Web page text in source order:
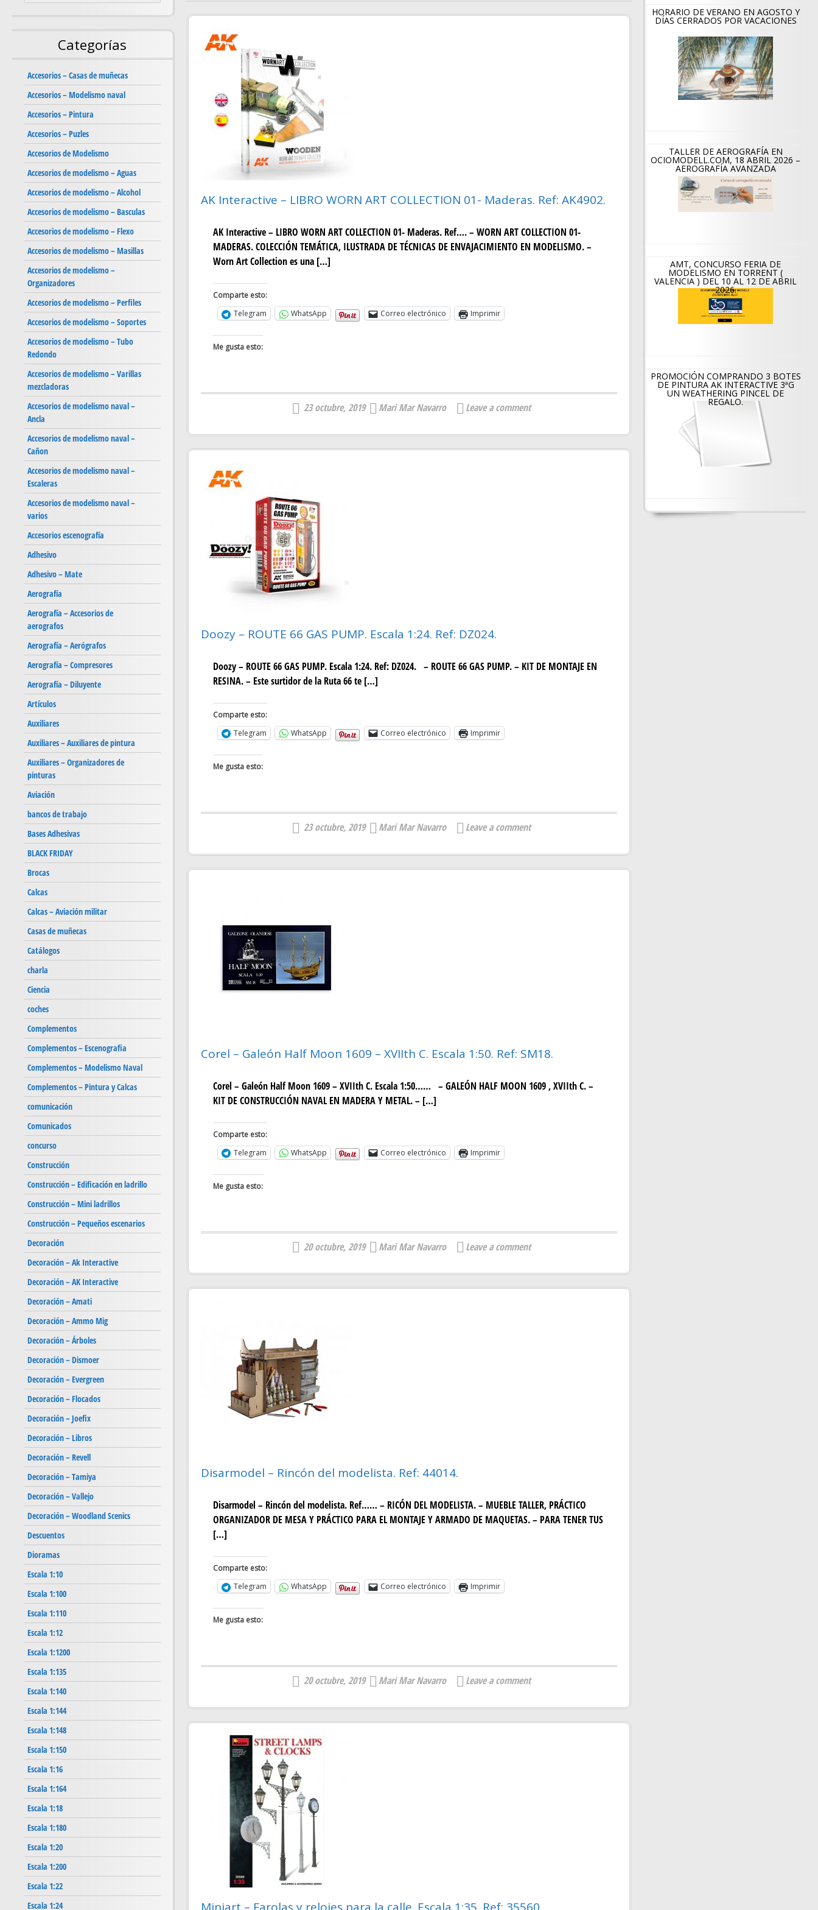
AK Interactive – LIBRO WORN ART COLLECTION 01- Maderas. Ref: AK4902.
AK Interactive – LIBRO WORN ART COLLECTION 01- Maderas. Ref…. – WORN ART COLLECTION 01-
MADERAS. COLECCIÓN TEMÁTICA, ILUSTRADA DE TÉCNICAS DE ENVAJACIMIENTO EN MODELISMO. –
Worn Art Collection es una […]
Comparte esto:
Telegram
WhatsApp Correo electrónico Imprimir
Me gusta esto:
23 octubre, 2019 Mari Mar Navarro Leave a comment
Doozy – ROUTE 66 GAS PUMP. Escala 1:24. Ref: DZ024.
Doozy – ROUTE 66 GAS PUMP. Escala 1:24. Ref: DZ024. – ROUTE 66 GAS PUMP. – KIT DE MONTAJE EN
RESINA. – Este surtidor de la Ruta 66 te […]
Comparte esto:
Telegram
WhatsApp Correo electrónico Imprimir
Me gusta esto:
23 octubre, 2019 Mari Mar Navarro Leave a comment
Corel – Galeón Half Moon 1609 – XVIIth C. Escala 1:50. Ref: SM18.
Corel – Galeón Half Moon 1609 – XVIIth C. Escala 1:50…… – GALEÓN HALF MOON 1609 , XVIIth C. –
KIT DE CONSTRUCCIÓN NAVAL EN MADERA Y METAL. – […]
Comparte esto:
Telegram
WhatsApp Correo electrónico Imprimir
Me gusta esto:
20 octubre, 2019 Mari Mar Navarro Leave a comment
Disarmodel – Rincón del modelista. Ref: 44014.
Disarmodel – Rincón del modelista. Ref…… – RICÓN DEL MODELISTA. – MUEBLE TALLER, PRÁCTICO
ORGANIZADOR DE MESA Y PRÁCTICO PARA EL MONTAJE Y ARMADO DE MAQUETAS. – PARA TENER TUS
[…]
Comparte esto:
Telegram
WhatsApp Correo electrónico Imprimir
Me gusta esto:
20 octubre, 2019 Mari Mar Navarro Leave a comment
Miniart – Farolas y relojes para la calle. Escala 1:35. Ref: 35560.
Categorías
Accesorios – Casas de muñecas
Accesorios – Modelismo naval
Accesorios – Pintura
Accesorios – Puzles
Accesorios de Modelismo
Accesorios de modelismo – Aguas
Accesorios de modelismo – Alcohol
Accesorios de modelismo – Basculas
Accesorios de modelismo – Flexo
Accesorios de modelismo – Masillas
Accesorios de modelismo –
Organizadores
Accesorios de modelismo – Perfiles
Accesorios de modelismo – Soportes
Accesorios de modelismo – Tubo
Redondo
Accesorios de modelismo – Varillas
mezcladoras
Accesorios de modelismo naval –
Ancla
Accesorios de modelismo naval –
Cañon
Accesorios de modelismo naval –
Escaleras
Accesorios de modelismo naval –
varios
Accesorios escenografía
Adhesivo
Adhesivo – Mate
Aerografía
Aerografía – Accesorios de
aerografos
Aerografía – Aerógrafos
Aerografía – Compresores
Aerografía – Diluyente
Artículos
Auxiliares
Auxiliares – Auxiliares de pintura
Auxiliares – Organizadores de
pinturas
Aviación
bancos de trabajo
Bases Adhesivas
BLACK FRIDAY
Brocas
Calcas
Calcas – Aviación militar
Casas de muñecas
Catálogos
charla
Ciencia
coches
Complementos
Complementos – Escenografia
Complementos – Modelismo Naval
Complementos – Pintura y Calcas
comunicación
Comunicados
concurso
Construcción
Construcción – Edificación en ladrillo
Construcción – Mini ladrillos
Construcción – Pequeños escenarios
Decoración
Decoración – Ak Interactive
Decoración – AK Interactive
Decoración – Amati
Decoración – Ammo Mig
Decoración – Árboles
Decoración – Dismoer
Decoración – Evergreen
Decoración – Flocados
Decoración – Joefix
Decoración – Libros
Decoración – Revell
Decoración – Tamiya
Decoración – Vallejo
Decoración – Woodland Scenics
Descuentos
Dioramas
Escala 1:10
Escala 1:100
Escala 1:110
Escala 1:12
Escala 1:1200
Escala 1:135
Escala 1:140
Escala 1:144
Escala 1:148
Escala 1:150
Escala 1:16
Escala 1:164
Escala 1:18
Escala 1:180
Escala 1:20
Escala 1:200
Escala 1:22
Escala 1:24
HORARIO DE VERANO EN AGOSTO Y
DÍAS CERRADOS POR VACACIONES
TALLER DE AEROGRAFÍA EN
OCIOMODELL.COM, 18 ABRIL 2026 –
AEROGRAFÍA AVANZADA
AMT, CONCURSO FERIA DE
MODELISMO EN TORRENT (
VALENCIA ) DEL 10 AL 12 DE ABRIL
2026.
PROMOCIÓN COMPRANDO 3 BOTES
DE PINTURA AK INTERACTIVE 3ªG
UN WEATHERING PINCEL DE
REGALO.